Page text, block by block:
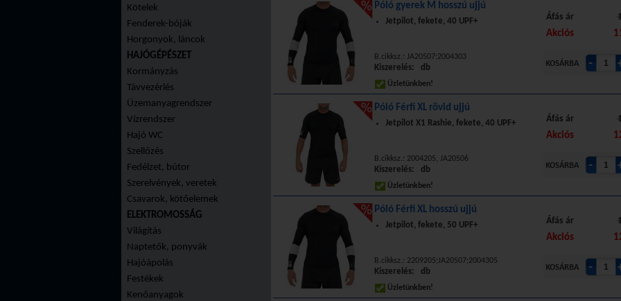
Kötelek
Fenderek-bóják
Horgonyok, láncok
HAJÓGÉPÉSZET
Kormányzás
Távvezérlés
Üzemanyagrendszer
Vízrendszer
Hajó WC
Szellőzés
Fedélzet, bútor
Szerelvények, veretek
Csavarok, kötőelemek
ELEKTROMOSSÁG
Világítás
Naptetők, ponyvák
Hajóápolás
Festékek
Kenőanyagok
Póló gyerek M hosszú ujjú
Áfás ár
Akciós
Jetpilot, fekete, 40 UPF+
B.cikksz.: JA20507;2004303
Kiszerelés: db
Üzletünkben!
Póló Férfi XL rövid ujjú
Áfás ár
Akciós
Jetpilot X1 Rashie, fekete, 40 UPF+
B.cikksz.: 2004205, JA20506
Kiszerelés: db
Üzletünkben!
Póló Férfi XL hosszú ujjú
Áfás ár
Akciós
Jetpilot, fekete, 50 UPF+
B.cikksz.: 2209205;JA20507;2004305
Kiszerelés: db
Üzletünkben!